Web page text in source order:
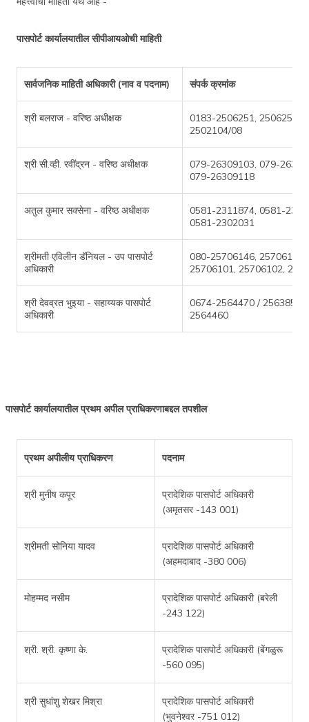
पासपोर्ट कार्यालयातील सीपीआयओची माहिती
सार्वजनिक माहिती अधिकारी (नाव व पदनाम) संपर्क क्रमांक
श्री बलराज - वरिष्ठ अधीक्षक
0183-2506251, 2506252,
2502104/08
श्री सी.व्ही. रवींद्रन - वरिष्ठ अधीक्षक
079-26309103, 079-
079-26309118
अतुल कुमार सक्सेना - वरिष्ठ अधीक्षक
0581-2311874, 0581-
0581-2302031
श्रीमती एविलीन डॅनियल - उप पासपोर्ट
अधिकारी
080-25706146, 25706100,
25706101, 25706102,
श्री देवव्रत भुइया - सहाय्यक पासपोर्ट
अधिकारी
0674-2564470 / 2563855,
2564460
पासपोर्ट कार्यालयातील प्रथम अपील प्राधिकरणाबद्दल तपशील
प्रथम अपीलीय प्राधिकरण पदनाम
श्री मुनीष कपूर
प्रादेशिक पासपोर्ट अधिकारी
(अमृतसर -143 001)
श्रीमती सोनिया यादव
प्रादेशिक पासपोर्ट अधिकारी
(अहमदाबाद -380 006)
मोहम्मद नसीम
प्रादेशिक पासपोर्ट अधिकारी (बरेली
-243 122)
श्री. श्री. कृष्णा के.
प्रादेशिक पासपोर्ट अधिकारी (बेंगळुरू
-560 095)
श्री सुधांशु शेखर मिश्रा
प्रादेशिक पासपोर्ट अधिकारी
(भुवनेश्वर -751 012)